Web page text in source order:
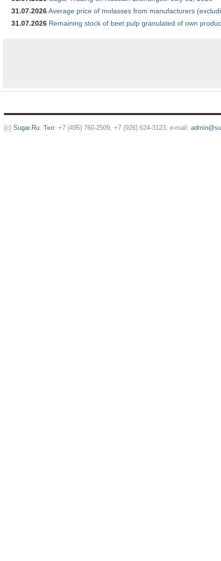
31.07.2026Average price of molasses from manufacturers
31.07.2026 Remaining stock of beet pulp granulated of own
(c) Sugar.Ru. Тел: +7 (495) 760-2509, +7 (926) 624-3123, e-mail: